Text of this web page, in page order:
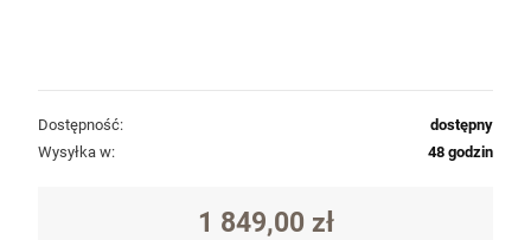
Dostępność:
dostępny
Wysyłka w:
48 godzin
1 849,00 zł